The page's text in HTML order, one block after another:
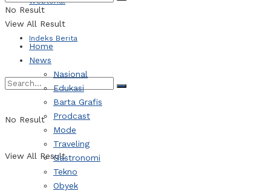
Indeks Berita
No Result
View All Result
No Result
View All Result
Home
News
Nasional
Edukasi
Barta Grafis
Prodcast
Mode
Traveling
Gastronomi
Tekno
Obyek